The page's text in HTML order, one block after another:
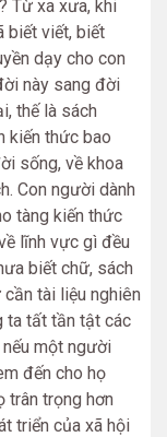
Từ xa xưa, khi
biết viết, biết
dạy cho con
này sang đời
thế là sách
kiến thức bao
sống, về khoa
Con người dành
tàng kiến thức
lĩnh vực gì đều
biết chữ, sách
tài liệu nghiên
ta tất tần tật các
một người
đến cho họ
trân trọng hơn
triển của xã hội